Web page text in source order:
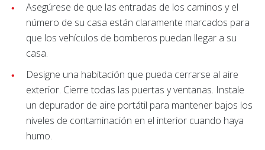
Asegúrese de que las entradas de los caminos y el
número de su casa están claramente marcados para
que los vehículos de bomberos puedan llegar a su
casa.
Designe una habitación que pueda cerrarse al aire
exterior. Cierre todas las puertas y ventanas. Instale
un depurador de aire portátil para mantener bajos los
niveles de contaminación en el interior cuando haya
humo.